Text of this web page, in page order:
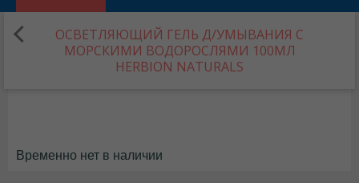
ОСВЕТЛЯЮЩИЙ ГЕЛЬ Д/УМЫВАНИЯ С
МОРСКИМИ ВОДОРОСЛЯМИ 100МЛ
HERBION NATURALS
Временно нет в наличии